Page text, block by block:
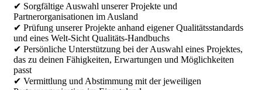
✔ Sorgfältige Auswahl unserer Projekte und
Partnerorganisationen im Ausland
✔ Prüfung unserer Projekte anhand eigener Qualitätsstandards
und eines Welt-Sicht Qualitäts-Handbuchs
✔ Persönliche Unterstützung bei der Auswahl eines Projektes,
das zu deinen Fähigkeiten, Erwartungen und Möglichkeiten
passt
✔ Vermittlung und Abstimmung mit der jeweiligen